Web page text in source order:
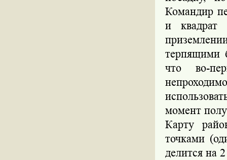
Командир
и квадрат
терпящими
что во-
момент
Карту
точками
делится на